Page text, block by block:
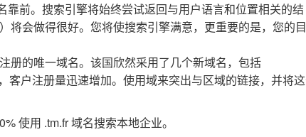
前。搜索引擎将始终尝试返回与用户语言和位置相关的结
将会做得很好。您将使搜索引擎满意，更重要的是，您的
册的唯一域名。该国欣然采用了几个新域名，包括
客户注册量迅速增加。使用域来突出与区域的链接，并将
使用 .tm.fr 域名搜索本地企业。